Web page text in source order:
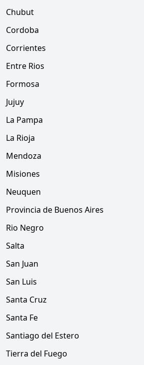
Chubut
Cordoba
Corrientes
Entre Rios
Formosa
Jujuy
La Pampa
La Rioja
Mendoza
Misiones
Neuquen
Provincia de Buenos Aires
Rio Negro
Salta
San Juan
San Luis
Santa Cruz
Santa Fe
Santiago del Estero
Tierra del Fuego